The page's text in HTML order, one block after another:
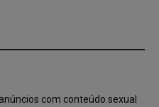
com conteúdo sexual